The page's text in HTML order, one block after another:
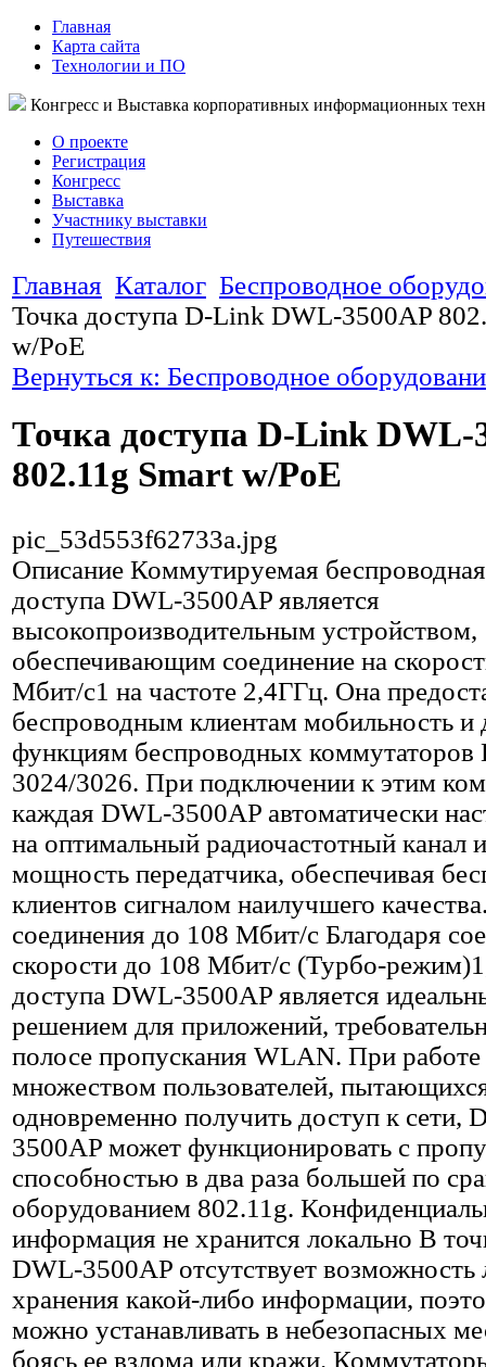
Главная
Карта сайта
Технологии и ПО
Конгресс и Выставка корпоративных информационных
О проекте
Регистрация
Конгресс
Выставка
Участнику выставки
Путешествия
Главная Каталог Беспроводное
Точка доступа D-Link DWL-3500AP
w/PoE
Вернуться к: Беспроводное
Точка доступа D-Link DWL-
802.11g Smart w/PoE
pic_53d553f62733a.jpg
Описание Коммутируемая
доступа DWL-3500AP является
высокопроизводительным устройством,
обеспечивающим соединение на
Мбит/с1 на частоте 2,4ГГц. Она
беспроводным клиентам мобильность и
функциям беспроводных коммутаторов
3024/3026. При подключении к этим
каждая DWL-3500AP автоматически
на оптимальный радиочастотный канал
мощность передатчика, обеспечивая
клиентов сигналом наилучшего
соединения до 108 Мбит/с Благодаря
скорости до 108 Мбит/с (Турбо-
доступа DWL-3500AP является
решением для приложений,
полосе пропускания WLAN. При работе
множеством пользователей,
одновременно получить доступ к сети,
3500AP может функционировать с
способностью в два раза большей по
оборудованием 802.11g.
информация не хранится локально В
DWL-3500AP отсутствует возможность
хранения какой-либо информации,
можно устанавливать в небезопасных
боясь ее взлома или кражи.